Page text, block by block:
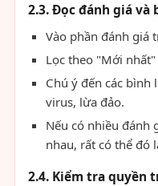
2.3. Đọc đánh giá
Vào phần đánh giá
Lọc theo "Mới
Chú ý đến các bình
virus, lừa đảo.
Nếu có nhiều đánh
nhau, rất có thể đó
2.4. Kiểm tra quyền